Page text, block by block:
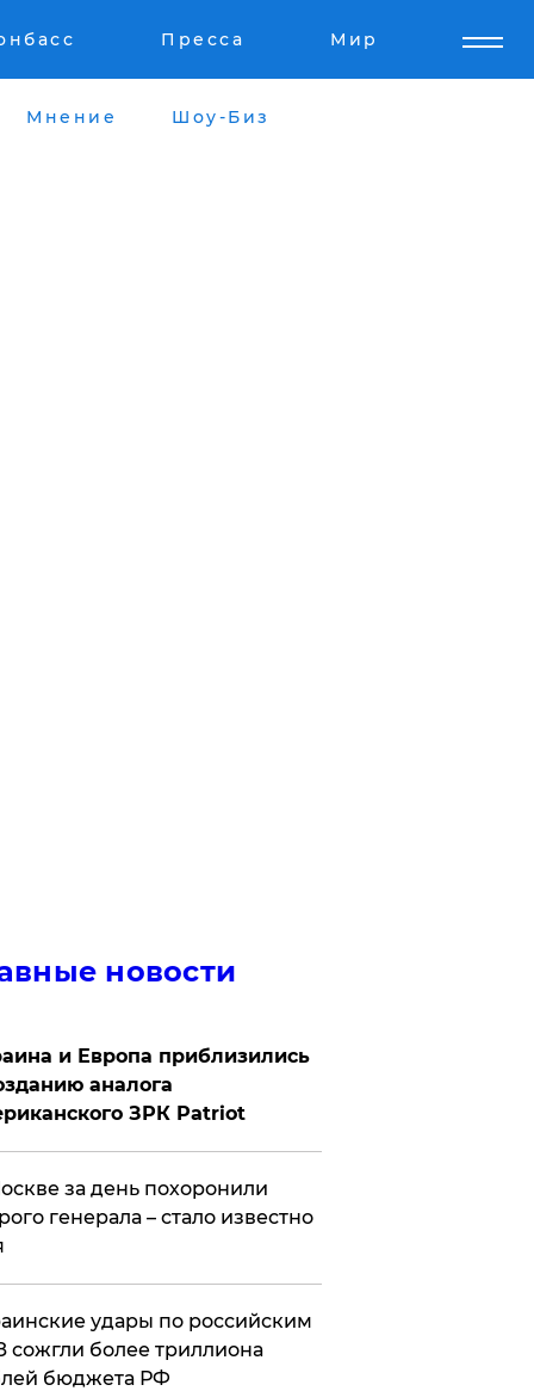
Пресса Мир
Мнение Шоу-Биз
новости
и Европа приблизились
аналога
ЗРК Patriot
за день похоронили
генерала – стало известно
удары по российским
сожгли более триллиона
бюджета РФ